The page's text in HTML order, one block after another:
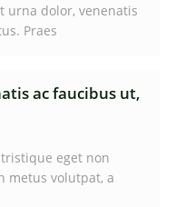
urna dolor, venenatis
Praes
ac faucibus ut,
eget non
metus volutpat, a